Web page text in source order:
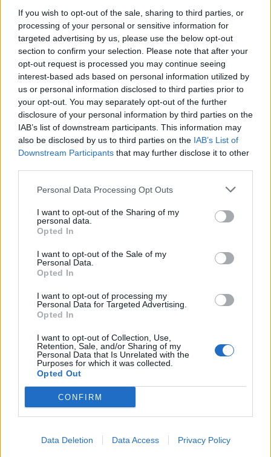
If you wish to opt-out of the sale, sharing to third parties, or
processing of your personal or sensitive information for
targeted advertising by us, please use the below opt-out
section to confirm your selection. Please note that after your
opt-out request is processed you may continue seeing
interest-based ads based on personal information utilized by
us or personal information disclosed to third parties prior to
your opt-out. You may separately opt-out of the further
disclosure of your personal information by third parties on the
IAB’s list of downstream participants. This information may
also be disclosed by us to third parties on the IAB’s List of
Downstream Participants that may further disclose it to other
Personal Data Processing Opt Outs
I want to opt-out of the Sharing of my
personal data.
Opted In
I want to opt-out of the Sale of my
Personal Data.
Opted In
I want to opt-out of processing my
Personal Data for Targeted Advertising.
Opted In
I want to opt-out of Collection, Use,
Retention, Sale, and/or Sharing of my
Personal Data that Is Unrelated with the
Purposes for which it was collected.
Opted Out
CONFIRM
Data Deletion Data Access Privacy Policy
ηλεκτρονικό δελτίο αποστολής. Οι Ομοσπονδίες
ζητούν να παραμείνει το χειρόγραφο δελτίο,
επισημαίνοντας ότι οι λαϊκές αγορές λειτουργούν
σε εξωτερικούς χώρους χωρίς σταθερή
μηχανογραφική υποδομή και ότι είναι πρακτικά
αδύνατο να καταγράφονται αναλυτικά τα
προϊόντα που παραμένουν στον πάγκο και
επιστρέφουν στην έδρα.
Τέλος, ζητούνται ουσιαστικές τροποποιήσεις του Ν.
4849/2021, ο οποίος, όπως καταγγέλλεται,
ανταποκρίνεται στις πραγματικές συνθήκες
λειτουργίας των λαϊκών αγορών. Παρά τα
επανειλημμένα υπομνήματα και τις προτάσεις που
έχουν κατατεθεί, δεν έχει υπάρξει καμία
ουσιαστική ανταπόκριση.
Οι πωλητές των λαϊκών αγορών καλούν την
κυβέρνηση να σκύψει πραγματικά πάνω στα
προβλήματα του κλάδου και να δώσει ξεκάθαρες,
εκφράζεται ανοιχτά ο φόβος ότι συγκεκριμένες
πολιτικές επιλογές οδηγούν στη συρρίκνωση ενός
θεσμού που στηρίζει καθημερινά την κοινωνία,
ανοίγοντας τον δρόμο για τη συγκέντρωση της
αγοράς και την ενίσχυση των μονοπωλιακών
Η πανελλαδική απεργία επ’ αόριστον αποτελεί,